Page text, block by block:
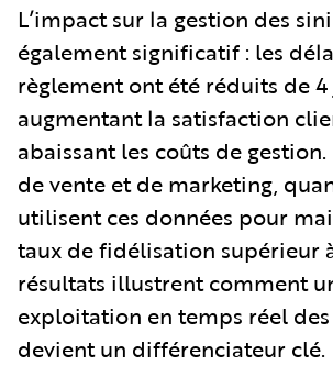
L’impact sur la gestion des
également significatif : les
règlement ont été réduits de 4
augmentant la satisfaction
abaissant les coûts de
de vente et de marketing,
utilisent ces données pour
taux de fidélisation supérieur
résultats illustrent comment
exploitation en temps réel
devient un différenciateur clé.